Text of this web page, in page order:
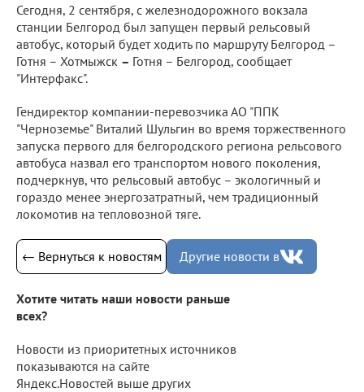
Сегодня, 2 сентября, с железнодорожного вокзала
станции Белгород был запущен первый рельсовый
автобус, который будет ходить по маршруту Белгород –
Готня – Хотмыжск – Готня – Белгород, сообщает
"Интерфакс".
Гендиректор компании-перевозчика АО "ППК
"Черноземье" Виталий Шульгин во время торжественного
запуска первого для белгородского региона рельсового
автобуса назвал его транспортом нового поколения,
подчеркнув, что рельсовый автобус – экологичный и
гораздо менее энергозатратный, чем традиционный
локомотив на тепловозной тяге.
← Вернуться к новостям Другие новости в
Хотите читать наши новости раньше
всех?
Новости из приоритетных источников
показываются на сайте
Яндекс.Новостей выше других